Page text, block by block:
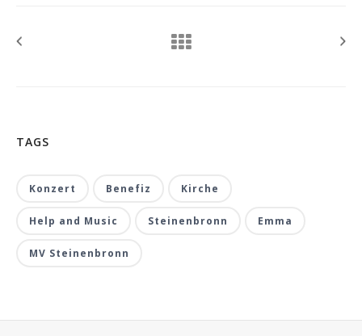
TAGS
Konzert Benefiz Kirche
Help and Music Steinenbronn Emma
MV Steinenbronn